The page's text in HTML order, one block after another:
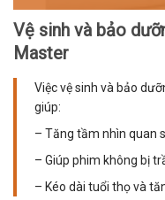
Vệ sinh và bảo
Master
Việc vệ sinh và bảo
giúp:
– Tăng tầm nhìn quan
– Giúp phim không bị
– Kéo dài tuổi thọ và